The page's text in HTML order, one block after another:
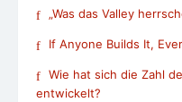
„Was das Valley
If Anyone Builds It,
Wie hat sich die Zahl
entwickelt?